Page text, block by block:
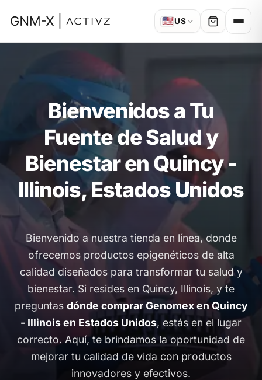
🇺🇸US
Bienvenidos a Tu
Fuente de Salud y
Bienestar en Quincy -
Illinois, Estados Unidos
Bienvenido a nuestra tienda en línea, donde
ofrecemos productos epigenéticos de alta
calidad diseñados para transformar tu salud y
bienestar. Si resides en Quincy, Illinois, y te
preguntas dónde comprar Genomex en Quincy
- Illinois en Estados Unidos, estás en el lugar
correcto. Aquí, te brindamos la oportunidad de
mejorar tu calidad de vida con productos
innovadores y efectivos.